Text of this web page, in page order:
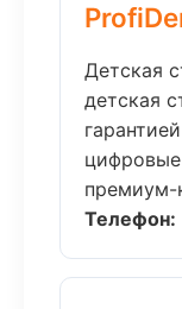
Детская
детская
премиум-
Телефон: